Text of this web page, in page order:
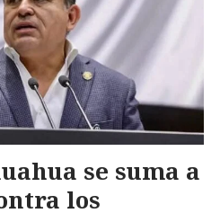
se suma a
los